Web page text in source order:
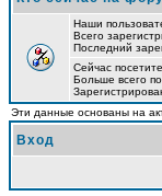
Наши
Всего
Последний
Сейчас
Больше всего
Эти данные основаны на
Вход